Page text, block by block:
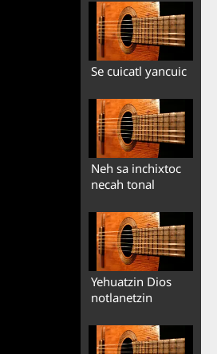
Se cuicatl yancuic
Neh sa inchixtoc
necah tonal
Yehuatzin Dios
notlanetzin